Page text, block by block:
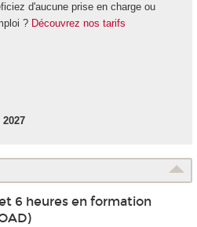
d'aucune prise en charge ou
? Découvrez nos tarifs
6 heures en formation